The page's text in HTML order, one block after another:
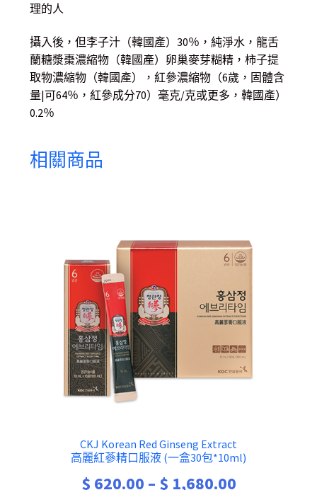
理的人
攝入後，但李子汁（韓國產）30％，純淨水，龍舌
蘭糖漿棗濃縮物（韓國產）卵巢麥芽糊精，柿子提
取物濃縮物（韓國產），紅參濃縮物（6歲，固體含
量|可64％，紅參成分70）毫克/克或更多，韓國產）
0.2％
相關商品
CKJ Korean Red Ginseng Extract
高麗紅蔘精口服液 (一盒30包*10ml)
$ 620.00 – $ 1,680.00Price